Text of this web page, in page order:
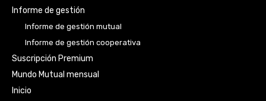
Informe de gestión
Informe de gestión mutual
Informe de gestión cooperativa
Suscripción Premium
Mundo Mutual mensual
Inicio